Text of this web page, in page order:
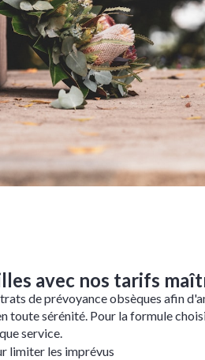
avec nos tarifs
de prévoyance obsèques afin
toute sérénité. Pour la formule
service.
limiter les imprévus